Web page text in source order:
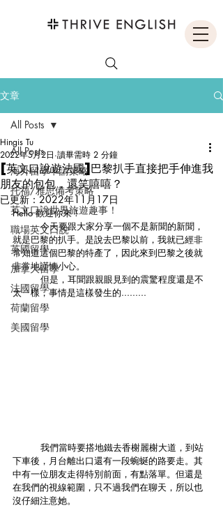
文章
All Posts
海外留學申請策略
托福/雅思備考策略
英文口說世界旅遊趣事！
職場英文口說
英國留學
加拿大留學
法國留學
荷蘭留學
美國留學
All Posts
[英文口說遊法國]巴黎扒手直接把手伸進我
朋友的包包，還笑嘻嘻？
Hingis Tu
2022年5月2日 讀畢需時 2 分鐘
已更新：2022年11月17日
Hello 歡迎你來！
	今天要跟大家分享一個不是新聞的新聞，
就是巴黎的扒手。是說去巴黎以前，我就已經非
常知道這個巴黎的特產了，因此來到巴黎之後就
非常地謹慎小心。
太ㄧ樣，事情是這樣發生的.........
下車後，月台離出口還有一段蜿蜒的路要走。其
中有一位朋友走得特別前面，有點落單。但還是
在我們的視線範圍，只不過我們在聊天，所以也
沒仔細注意她。